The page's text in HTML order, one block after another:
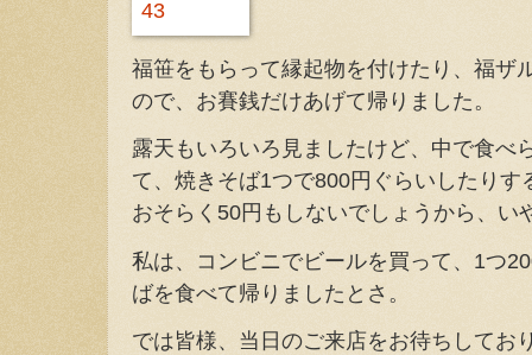
福笹をもらって縁起物を付けたり、福ザ
ので、お賽銭だけあげて帰りました。
露天もいろいろ見ましたけど、中で食べ
て、焼きそば1つで800円ぐらいしたり
おそらく50円もしないでしょうから、い
私は、コンビニでビールを買って、1つ
ばを食べて帰りましたとさ。
では皆様、当日のご来店をお待ちしてお